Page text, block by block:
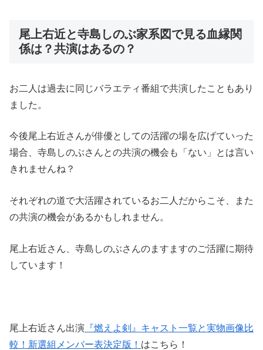
尾上右近と寺島しのぶ家系図で見る血縁関
係は？共演はあるの？
お二人は過去に同じバラエティ番組で共演したこともあり
ました。
今後尾上右近さんが俳優としての活躍の場を広げていった
場合、寺島しのぶさんとの共演の機会も「ない」とは言い
きれませんね？
それぞれの道で大活躍されているお二人だからこそ、また
の共演の機会があるかもしれません。
尾上右近さん、寺島しのぶさんのますますのご活躍に期待
しています！
尾上右近さん出演 『燃えよ剣』キャスト一覧と実物画像比
較！新選組メンバー表決定版！ はこちら！